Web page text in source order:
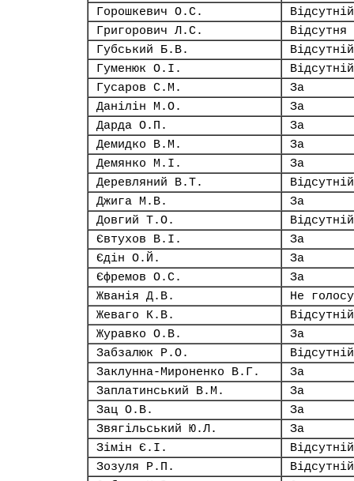
Горошкевич О.С.
Відсутній
Григорович Л.С.
Відсутня
Губський Б.В.
Відсутній
Гуменюк О.І.
Відсутній
Гусаров С.М.
За
Данілін М.О.
За
Дарда О.П.
За
Демидко В.М.
За
Демянко М.І.
За
Деревляний В.Т.
Відсутній
Джига М.В.
За
Довгий Т.О.
Відсутній
Євтухов В.І.
За
Єдін О.Й.
За
Єфремов О.С.
За
Жванія Д.В.
Не
Жеваго К.В.
Відсутній
Журавко О.В.
За
Забзалюк Р.О.
Відсутній
Заклунна-Мироненко В.Г.
За
Заплатинський В.М.
За
Зац О.В.
За
Звягільський Ю.Л.
За
Зімін Є.І.
Відсутній
Зозуля Р.П.
Відсутній